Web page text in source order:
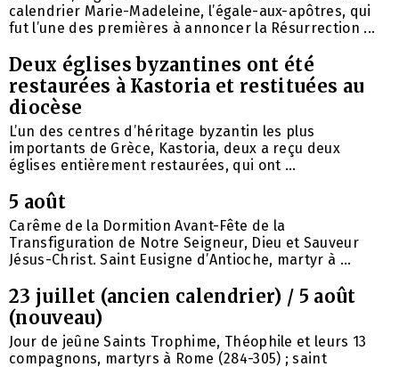
calendrier Marie-Madeleine, l’égale-aux-apôtres, qui
fut l’une des premières à annoncer la Résurrection ...
Deux églises byzantines ont été
restaurées à Kastoria et restituées au
diocèse
L’un des centres d’héritage byzantin les plus
importants de Grèce, Kastoria, deux a reçu deux
églises entièrement restaurées, qui ont ...
5 août
Carême de la Dormition Avant-Fête de la
Transfiguration de Notre Seigneur, Dieu et Sauveur
Jésus-Christ. Saint Eusigne d’Antioche, martyr à ...
23 juillet (ancien calendrier) / 5 août
(nouveau)
Jour de jeûne Saints Trophime, Théophile et leurs 13
compagnons, martyrs à Rome (284-305) ; saint